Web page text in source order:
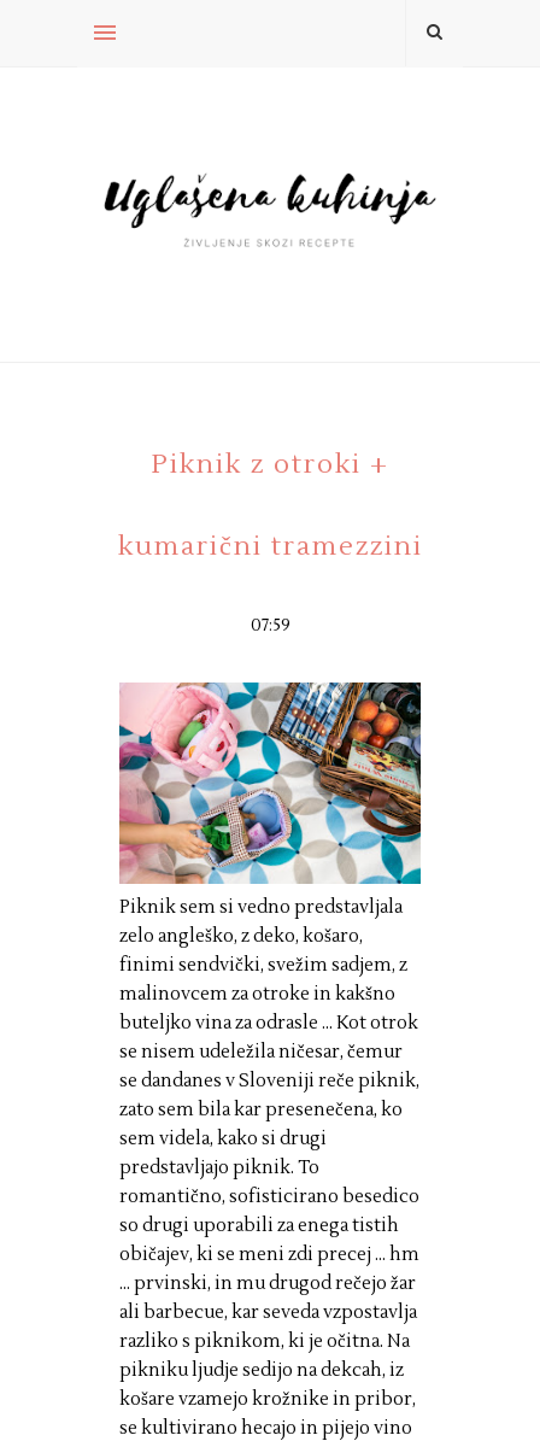
Piknik z otroki +
kumarični tramezzini
07:59
Piknik sem si vedno predstavljala
zelo angleško, z deko, košaro,
finimi sendvički, svežim sadjem, z
malinovcem za otroke in kakšno
buteljko vina za odrasle ... Kot otrok
se nisem udeležila ničesar, čemur
se dandanes v Sloveniji reče piknik,
zato sem bila kar presenečena, ko
sem videla, kako si drugi
predstavljajo piknik. To
romantično, sofisticirano besedico
so drugi uporabili za enega tistih
običajev, ki se meni zdi precej ... hm
... prvinski, in mu drugod rečejo žar
ali barbecue, kar seveda vzpostavlja
razliko s piknikom, ki je očitna. Na
pikniku ljudje sedijo na dekcah, iz
košare vzamejo krožnike in pribor,
se kultivirano hecajo in pijejo vino